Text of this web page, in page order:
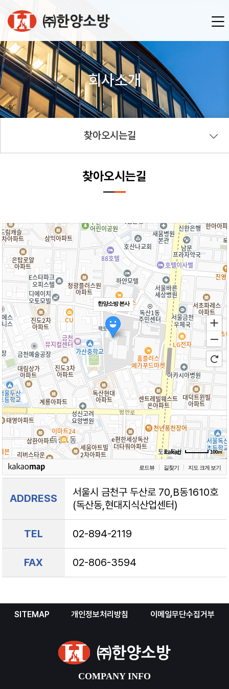
회사소개
찾아오시는길
찾아오시는길
한양소방 본사
100m
로드뷰 길찾기 지도 크게 보기
ADDRESS
서울시 금천구 두산로 70,B동1610호
(독산동,현대지식산업센터)
TEL 02-894-2119
FAX 02-806-3594
SITEMAP 개인정보처리방침 이메일무단수집거부
COMPANY INFO